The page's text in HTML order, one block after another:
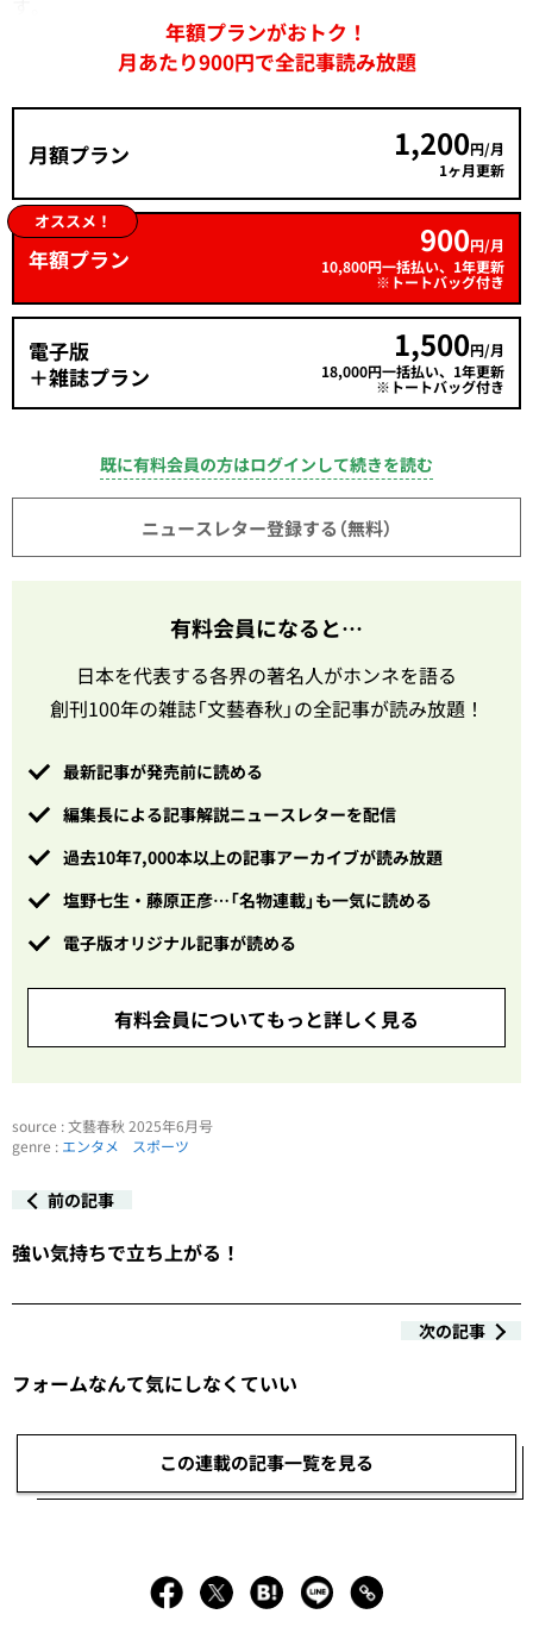
年額プランがおトク！
月あたり900円で全記事読み放題
月額プラン 1,200円/月
1ヶ月更新
オススメ！
年額プラン 900円/月
10,800円一括払い、1年更新
※トートバッグ付き
電子版
＋雑誌プラン
1,500円/月
18,000円一括払い、1年更新
※トートバッグ付き
既に有料会員の方はログインして続きを読む
ニュースレター登録する（無料）
有料会員になると…
日本を代表する各界の著名人がホンネを語る
創刊100年の雑誌「文藝春秋」の全記事が読み放題！
最新記事が発売前に読める
編集長による記事解説ニュースレターを配信
過去10年7,000本以上の記事アーカイブが読み放題
塩野七生・藤原正彦…「名物連載」も一気に読める
電子版オリジナル記事が読める
有料会員についてもっと詳しく見る
source : 文藝春秋 2025年6月号
genre : エンタメ スポーツ
前の記事
強い気持ちで立ち上がる！
次の記事
フォームなんて気にしなくていい
この連載の記事一覧を見る